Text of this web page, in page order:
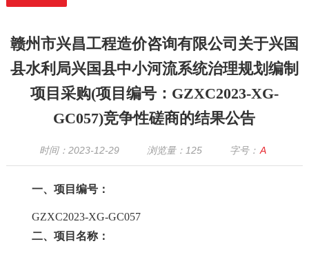
赣州市兴昌工程造价咨询有限公司关于兴国
县水利局兴国县中小河流系统治理规划编制
项目采购(项目编号：GZXC2023-XG-
GC057)竞争性磋商的结果公告
时间：2023-12-29 浏览量： 125 字号： A
一、项目编号：
GZXC2023-XG-GC057
二、项目名称：